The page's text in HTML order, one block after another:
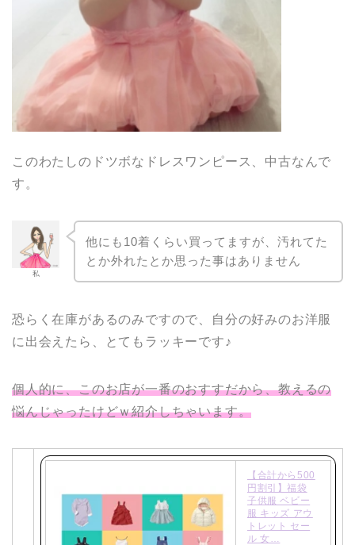
このわたしのドツボなドレスワンピース、中古なんで
す。
私
他にも10着くらい買ってますが、汚れてた
とか外れたとか思った事はありません
恐らく在庫があるのみですので、自分の好みのお洋服
に出会えたら、とてもラッキーです♪
個人的に、このお店が一番のおすすだから、教えるの
悩んじゃったけどｗ紹介しちゃいます。
【合計から500
円割引】福袋
子供服 ベビー
服 キッズ アウ
トレット セー
ル 女…